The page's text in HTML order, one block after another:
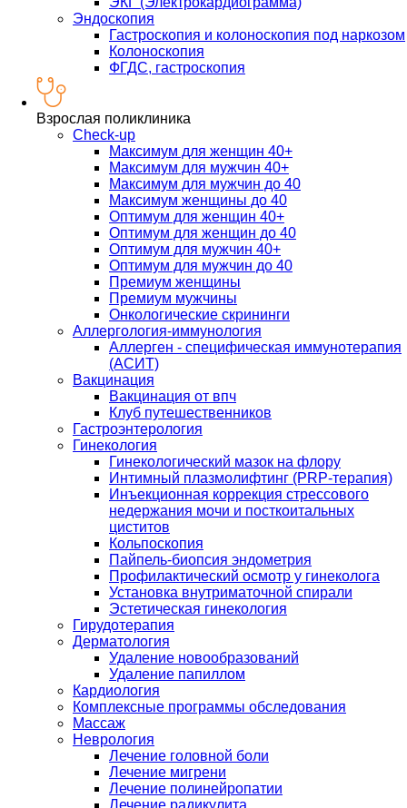
Эндоскопия
Гастроскопия и колоноскопия под наркозом
Колоноскопия
ФГДС, гастроскопия
Взрослая поликлиника
Check-up
Максимум для женщин 40+
Максимум для мужчин 40+
Максимум для мужчин до 40
Максимум женщины до 40
Оптимум для женщин 40+
Оптимум для женщин до 40
Оптимум для мужчин 40+
Оптимум для мужчин до 40
Премиум женщины
Премиум мужчины
Онкологические скрининги
Аллергология-иммунология
Аллерген - специфическая иммунотерапия
(АСИТ)
Вакцинация
Вакцинация от впч
Клуб путешественников
Гастроэнтерология
Гинекология
Гинекологический мазок на флору
Интимный плазмолифтинг (PRP-терапия)
Инъекционная коррекция стрессового
недержания мочи и посткоитальных
циститов
Кольпоскопия
Пайпель-биопсия эндометрия
Профилактический осмотр у гинеколога
Установка внутриматочной спирали
Эстетическая гинекология
Гирудотерапия
Дерматология
Удаление новообразований
Удаление папиллом
Кардиология
Комплексные программы обследования
Массаж
Неврология
Лечение головной боли
Лечение мигрени
Лечение полинейропатии